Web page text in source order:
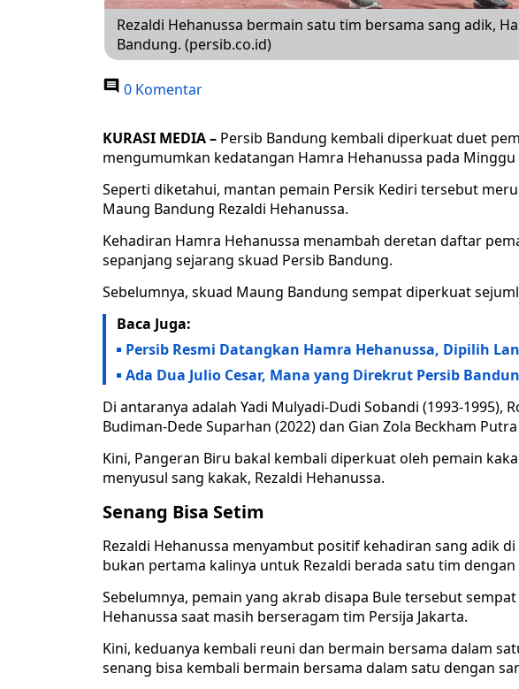
Rezaldi Hehanussa bermain satu tim bersama sang adik,
Bandung. (persib.co.id)
0 Komentar
KURASI MEDIA – Persib Bandung kembali diperkuat duet
mengumumkan kedatangan Hamra Hehanussa pada Minggu
Seperti diketahui, mantan pemain Persik Kediri tersebut
Maung Bandung Rezaldi Hehanussa.
Kehadiran Hamra Hehanussa menambah deretan daftar
sepanjang sejarang skuad Persib Bandung.
Sebelumnya, skuad Maung Bandung sempat diperkuat
Baca Juga:
Persib Resmi Datangkan Hamra Hehanussa, Dipilih
Ada Dua Julio Cesar, Mana yang Direkrut Persib
Di antaranya adalah Yadi Mulyadi-Dudi Sobandi (1993-1995),
Budiman-Dede Suparhan (2022) dan Gian Zola Beckham Putra
Kini, Pangeran Biru bakal kembali diperkuat oleh pemain
menyusul sang kakak, Rezaldi Hehanussa.
Senang Bisa Setim
Rezaldi Hehanussa menyambut positif kehadiran sang adik
bukan pertama kalinya untuk Rezaldi berada satu tim dengan
Sebelumnya, pemain yang akrab disapa Bule tersebut
Hehanussa saat masih berseragam tim Persija Jakarta.
Kini, keduanya kembali reuni dan bermain bersama dalam
senang bisa kembali bermain bersama dalam satu dengan